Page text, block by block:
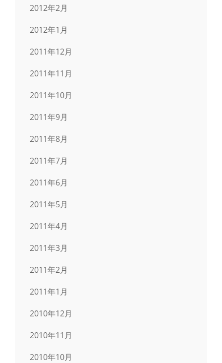
2012年2月
2012年1月
2011年12月
2011年11月
2011年10月
2011年9月
2011年8月
2011年7月
2011年6月
2011年5月
2011年4月
2011年3月
2011年2月
2011年1月
2010年12月
2010年11月
2010年10月